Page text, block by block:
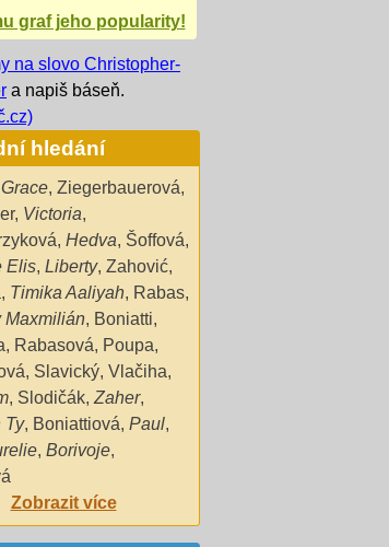
graf jeho popularity!
na slovo Christopher-
a napiš báseň.
hledání
, Ziegerbauerová,
, Victoria,
, Hedva, Šoffová,
Elis, Liberty, Zahović,
, Timika Aaliyah, Rabas,
Maxmilián, Boniatti,
, Rabasová, Poupa,
, Slavický, Vlačiha,
, Slodičák, Zaher,
Ty, Boniattiová, Paul,
, Borivoje,
Zobrazit více